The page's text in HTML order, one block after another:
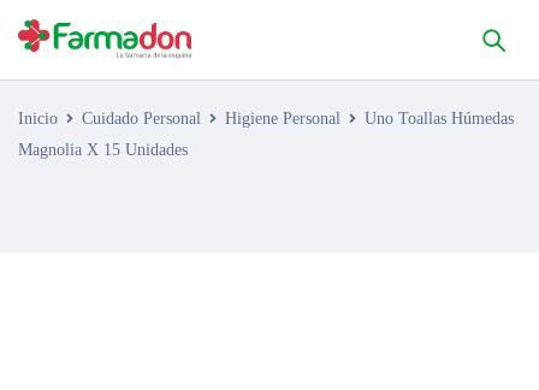
Inicio Cuidado Personal Higiene Personal
Uno Toallas Húmedas
Magnolia X 15 Unidades